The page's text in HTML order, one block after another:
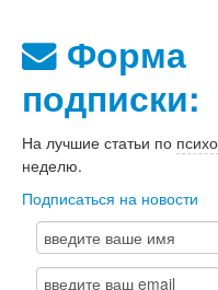
Форма
подписки:
На лучшие статьи по
неделю.
Подписаться на новости